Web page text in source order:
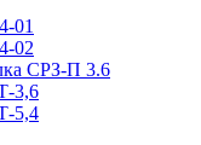
01
02
СРЗ-П 3.6
3,6
5,4